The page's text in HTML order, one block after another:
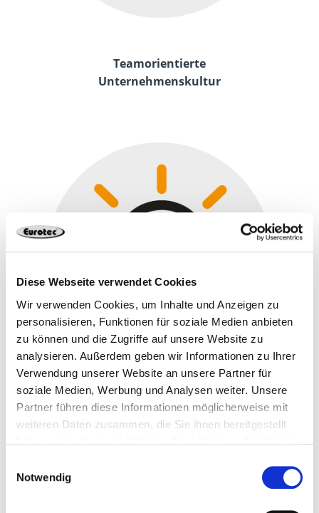
Diese Webseite verwendet Cookies
Wir verwenden Cookies, um Inhalte und Anzeigen zu
personalisieren, Funktionen für soziale Medien anbieten
zu können und die Zugriffe auf unsere Website zu
analysieren. Außerdem geben wir Informationen zu Ihrer
Verwendung unserer Website an unsere Partner für
soziale Medien, Werbung und Analysen weiter. Unsere
Partner führen diese Informationen möglicherweise mit
weiteren Daten zusammen, die Sie ihnen bereitgestellt
Notwendig
Teamorientierte
Unternehmenskultur
Freiraum, um eigene Ideen umzusetzen
*Die aufgeführten Benefits können bei
unterschiedlichen Positionen abweichen.